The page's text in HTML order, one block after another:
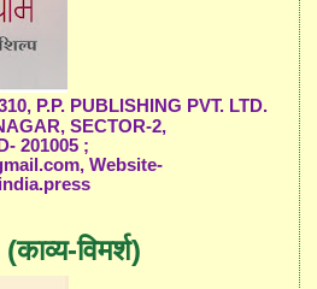
P.P. PUBLISHING PVT. LTD.
SECTOR-2,
201005 ;
Website-
विमर्श)